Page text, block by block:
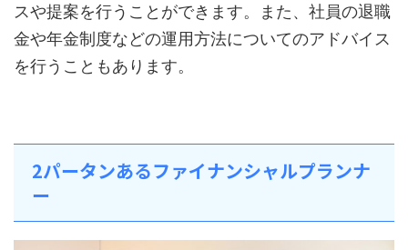
スや提案を行うことができます。また、社員の退職
金や年金制度などの運用方法についてのアドバイス
を行うこともあります。
2パータンあるファイナンシャルプランナ
ー